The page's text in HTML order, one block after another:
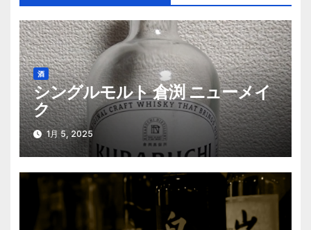
ゲ
ー
シ
ョ
ン
酒
シングルモルト 倉渕 ニューメイ
ク
1月 5, 2025